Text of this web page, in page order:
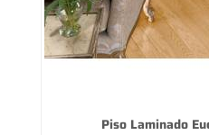
Piso Laminado